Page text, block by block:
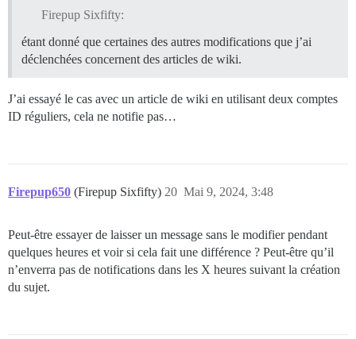
Firepup Sixfifty:
étant donné que certaines des autres modifications que j’ai
déclenchées concernent des articles de wiki.
J’ai essayé le cas avec un article de wiki en utilisant deux comptes
ID réguliers, cela ne notifie pas…
Firepup650 (Firepup Sixfifty) Mai 9, 2024, 3:48
20
Peut-être essayer de laisser un message sans le modifier pendant
quelques heures et voir si cela fait une différence ? Peut-être qu’il
n’enverra pas de notifications dans les X heures suivant la création
du sujet.